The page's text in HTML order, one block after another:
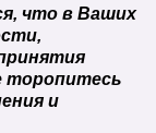
что в Ваших
торопитесь
и